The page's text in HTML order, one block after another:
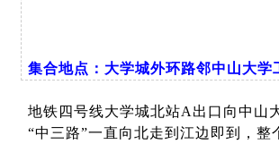
集合地点：大学城外环路邻中山大学
地铁四号线大学城北站A出口向中山
“中三路”一直向北走到江边即到，整